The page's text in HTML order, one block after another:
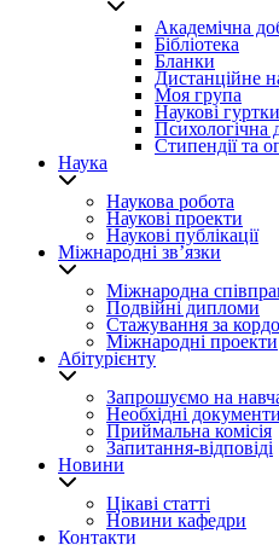
Академічна
Бібліотека
Бланки
Дистанційне
Моя група
Наукові гуртки
Психологічна
Стипендії та
Наука
Наукова робота
Наукові проекти
Наукові публікації
Міжнародні зв’язки
Міжнародна
Подвійні дипломи
Стажування за
Міжнародні проекти
Абітурієнту
Запрошуємо на
Необхідні документи
Приймальна комісія
Запитання-відповіді
Новини
Цікаві статті
Новини кафедри
Контакти